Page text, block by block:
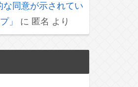
同意が示されてい
」
に 匿名 より